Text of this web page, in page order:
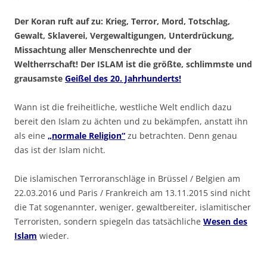
Der Koran ruft auf zu: Krieg, Terror, Mord, Totschlag,
Gewalt, Sklaverei, Vergewaltigungen, Unterdrückung,
Missachtung aller Menschenrechte und der
Weltherrschaft! Der ISLAM ist die größte, schlimmste und
grausamste Geißel des 20. Jahrhunderts!
Wann ist die freiheitliche, westliche Welt endlich dazu
bereit den Islam zu ächten und zu bekämpfen, anstatt ihn
als eine „normale Religion“ zu betrachten. Denn genau
das ist der Islam nicht.
Die islamischen Terroranschläge in Brüssel / Belgien am
22.03.2016 und Paris / Frankreich am 13.11.2015 sind nicht
die Tat sogenannter, weniger, gewaltbereiter, islamitischer
Terroristen, sondern spiegeln das tatsächliche Wesen des
Islam wieder.